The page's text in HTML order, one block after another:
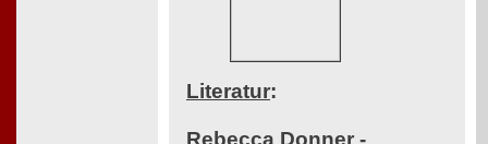
Literatur:
Rebecca Donner -